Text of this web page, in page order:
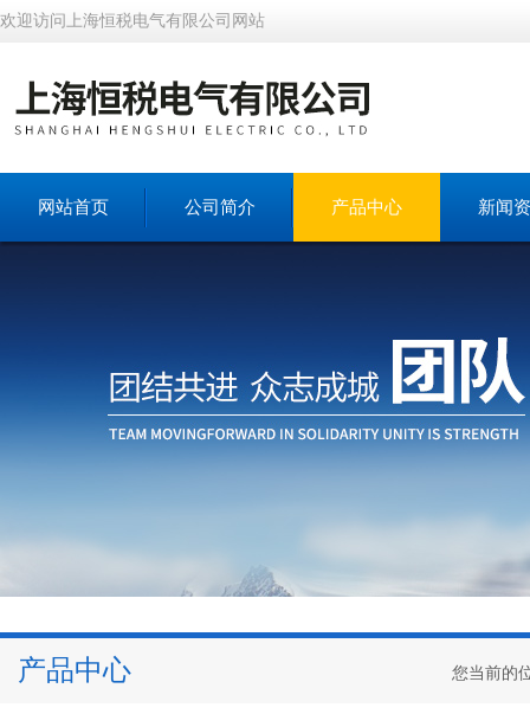
欢迎访问上海恒税电气有限公司网站
网站首页 公司简介 产品中心 新闻
产品中心 您当前的